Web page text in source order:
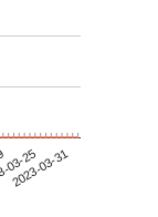
25
2023-03-31